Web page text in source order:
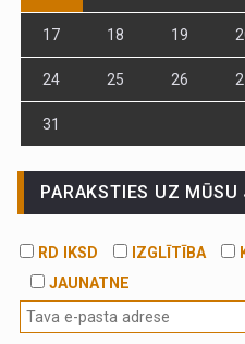
17 18 19
24 25 26
31
PARAKSTIES UZ
RD IKSD IZGLĪTĪBA
JAUNATNE